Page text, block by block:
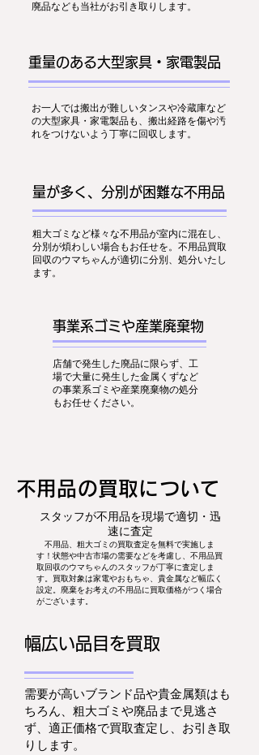
廃品なども当社がお引き取りします。
重量のある大型家具・家電製品
お一人では搬出が難しいタンスや冷蔵庫など
の大型家具・家電製品も、搬出経路を傷や汚
れをつけないよう丁寧に回収します。
量が多く、分別が困難な不用品
粗大ゴミなど様々な不用品が室内に混在し、
分別が煩わしい場合もお任せを。不用品買取
回収のウマちゃんが適切に分別、処分いたし
ます。
事業系ゴミや産業廃棄物
店舗で発生した廃品に限らず、工
場で大量に発生した金属くずなど
の事業系ゴミや産業廃棄物の処分
もお任せください。
​不用品の買取について
スタッフが不用品を現場で適切・迅
速に査定
不用品、粗大ゴミの買取査定を無料で実施しま
す！状態や中古市場の需要などを考慮し、不用品買
取回収のウマちゃんのスタッフが丁寧に査定しま
す。買取対象は家電やおもちゃ、貴金属など幅広く
設定。廃棄をお考えの不用品に買取価格がつく場合
がございます。
幅広い品目を買取
需要が高いブランド品や貴金属類はも
ちろん、粗大ゴミや廃品まで見逃さ
ず、適正価格で買取査定し、お引き取
りします。